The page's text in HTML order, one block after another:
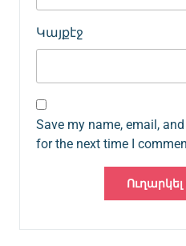
Կայքէջ
Save my name, email,
for the next time I